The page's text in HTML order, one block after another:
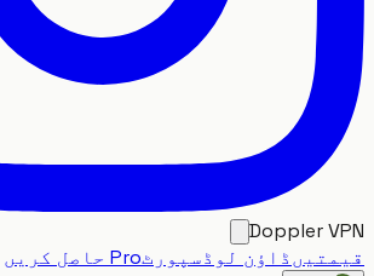
Doppler
ڈاؤن لوڈ سپورٹPro حاصل کریں